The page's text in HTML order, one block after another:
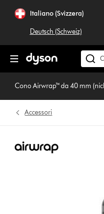
navigazioneItaliano (Svizzera)
Deutsch (Schweiz)
Cerca
su
Cono Airwrap™ da 40 mm
Accessori